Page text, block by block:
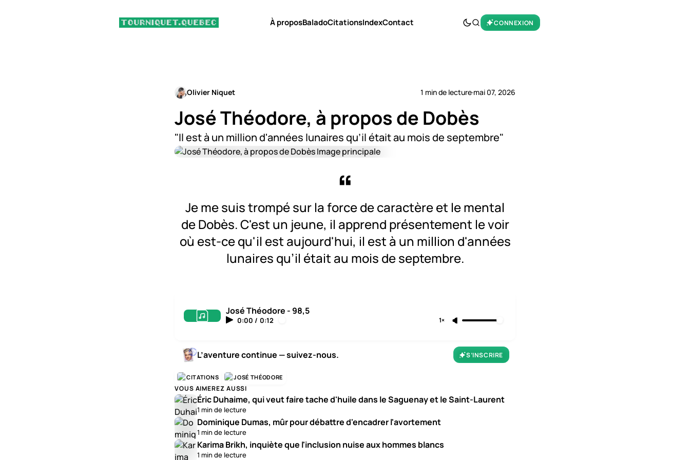
À proposBaladoCitationsIndexContact CONNEXION
Olivier Niquet 1 min de lecture·mai 07, 2026
José Théodore, à propos de Dobès
"Il est à un million d'années lunaires qu’il était au mois de septembre"
Je me suis trompé sur la force de caractère et le mental
de Dobès. C'est un jeune, il apprend présentement le voir
où est-ce qu'il est aujourd'hui, il est à un million d'années
lunaires qu’il était au mois de septembre.
José Théodore - 98,5
0:00 / 0:12 1×
L’aventure continue — suivez-nous. S’INSCRIRE
CITATIONS JOSÉ THÉODORE
VOUS AIMEREZ AUSSI
Éric Duhaime, qui veut faire tache d'huile dans le Saguenay et le Saint-Laurent
1 min de lecture
Dominique Dumas, mûr pour débattre d'encadrer l'avortement
1 min de lecture
Karima Brikh, inquiète que l'inclusion nuise aux hommes blancs
1 min de lecture